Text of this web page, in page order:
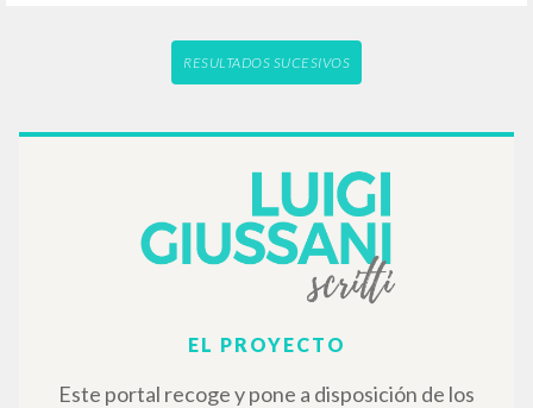
RESULTADOS SUCESIVOS
EL PROYECTO
Este portal recoge y pone a disposición de los